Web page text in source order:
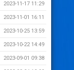
2023-11-17 11:29
2023-11-01 16:11
2023-10-25 13:59
2023-10-22 14:49
2023-09-01 09:38